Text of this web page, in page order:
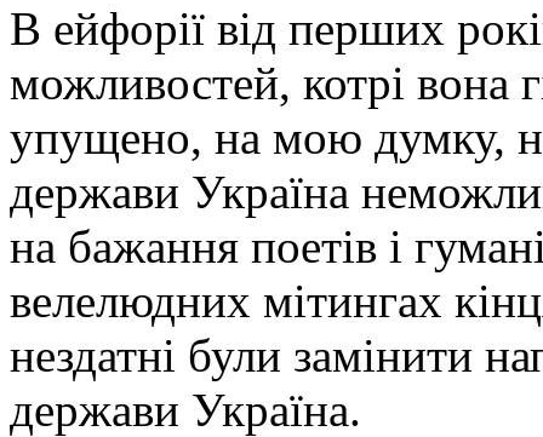
В ейфорії від перших
можливостей, котрі вона
упущено, на мою думку,
держави Україна
на бажання поетів і
велелюдних мітингах
нездатні були замінити
держави Україна.